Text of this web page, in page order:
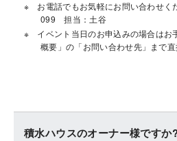
お電話でもお気軽にお問い合わせ
099 担当：土谷
イベント当日のお申込みの場合はお
概要」の「お問い合わせ先」まで直
積水ハウスのオーナー様ですか